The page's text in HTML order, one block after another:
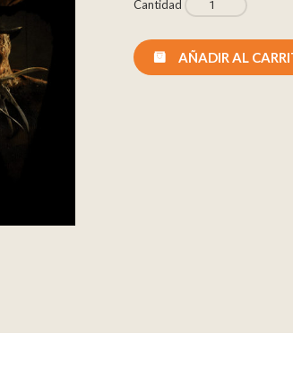
Cantidad
AÑADIR AL